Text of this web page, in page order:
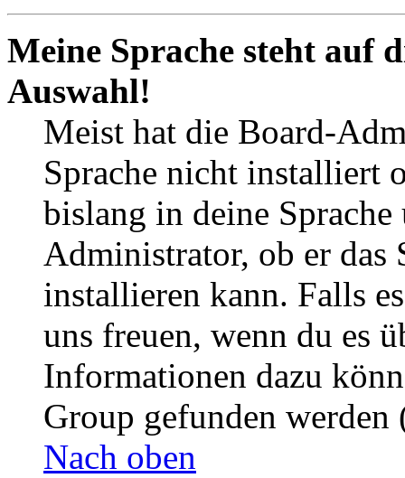
Meine Sprache steht auf
Auswahl!
Meist hat die Board-
Sprache nicht installiert
bislang in deine
Administrator, ob er das
installieren kann. Falls
uns freuen, wenn du es
Informationen dazu
Group gefunden
Nach oben